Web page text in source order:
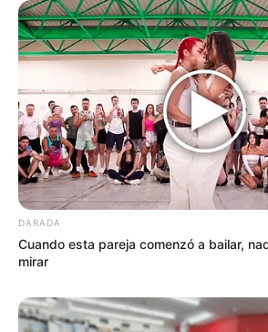
DARADA
Cuando esta pareja comenzó a bailar,
mirar